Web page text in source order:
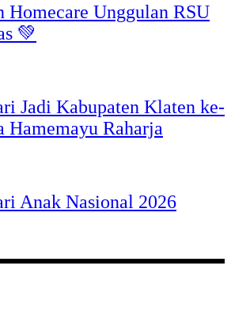
Homecare Unggulan RSU
💚
Jadi Kabupaten Klaten ke-
Hamemayu Raharja
Anak Nasional 2026